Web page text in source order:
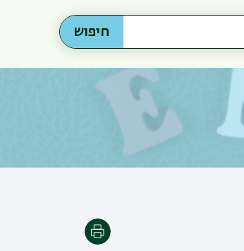
חיפוש
הדפסה